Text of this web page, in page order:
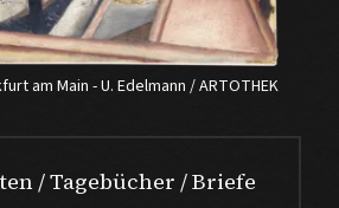
am Main - U. Edelmann / ARTOTHEK
/ Tagebücher / Briefe